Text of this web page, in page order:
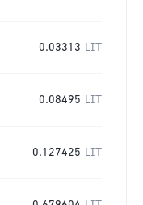
0.03313 LIT
0.08495 LIT
0.127425 LIT